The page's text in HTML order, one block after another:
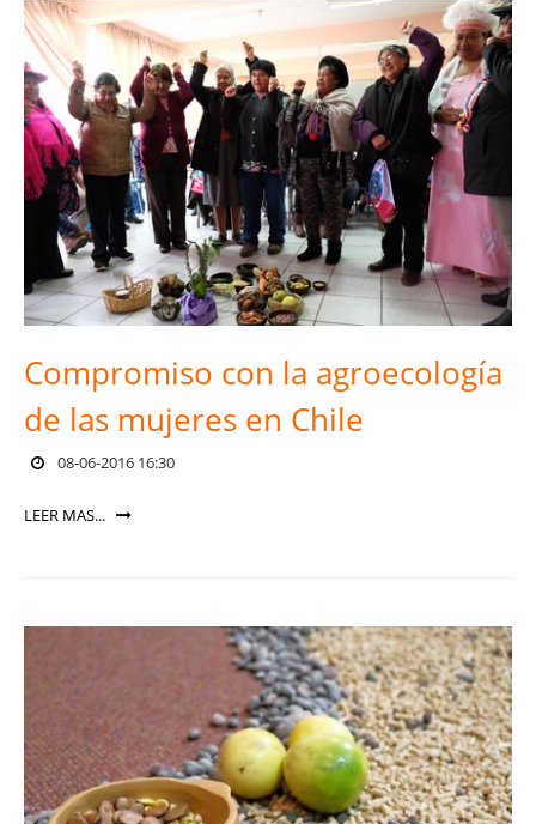
Compromiso con la agroecología
de las mujeres en Chile
08-06-2016 16:30
LEER MAS...